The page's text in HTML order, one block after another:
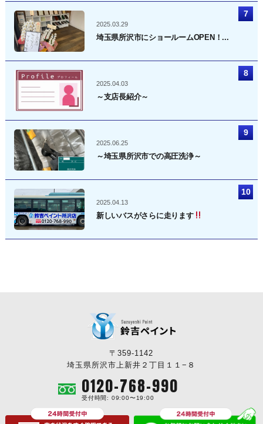
2025.03.29
埼玉県所沢市にショールームOPEN！...
2025.04.03
～支店長紹介～
2025.06.25
～埼玉県所沢市での高圧洗浄～
2025.04.13
新しいバスがさらに走ります
〒359-1142
埼玉県所沢市上新井２丁目１１−８
0120-768-990
受付時間: 09:00〜19:00